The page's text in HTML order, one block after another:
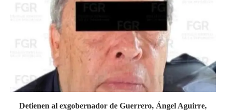
Detienen al exgobernador de Guerrero, Ángel Aguirre,